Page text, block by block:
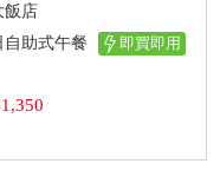
飯店
自助式午餐
即買即用